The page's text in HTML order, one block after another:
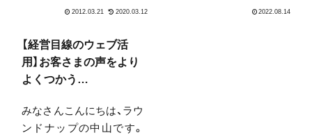
ドナップの中山陽平で
も続くそうですね。気が
ついたら花粉症だった私
は、鼻セレブが欠かせませ
リフレッシュさせて頂き
【経営目線のウェブ活
用】お客さまの声をより
よくつかう
Testimonials）
みなさんこんにちは、ラウ
ンドナップの中山です。